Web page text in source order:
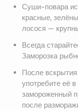
Суши-повара
красные,
лосося —
Всегда
Заморозка
После
употребите её
замороженный
после